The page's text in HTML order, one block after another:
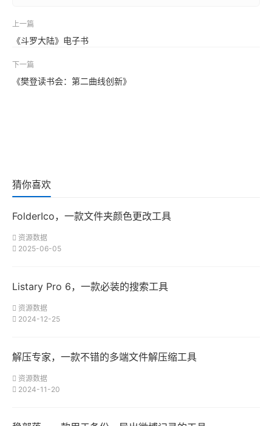
上一篇
《斗罗大陆》电子书
下一篇
《樊登读书会：第二曲线创新》
猜你喜欢
FolderIco，一款文件夹颜色更改工具
资源数据
2025-06-05
Listary Pro 6，一款必装的搜索工具
资源数据
2024-12-25
解压专家，一款不错的多端文件解压缩工具
资源数据
2024-11-20